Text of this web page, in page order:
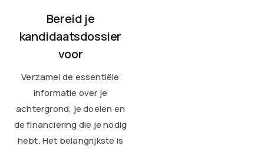
Bereid je
kandidaatsdossier
voor
Verzamel de essentiële
informatie over je
achtergrond, je doelen en
de financiering die je nodig
hebt. Het belangrijkste is